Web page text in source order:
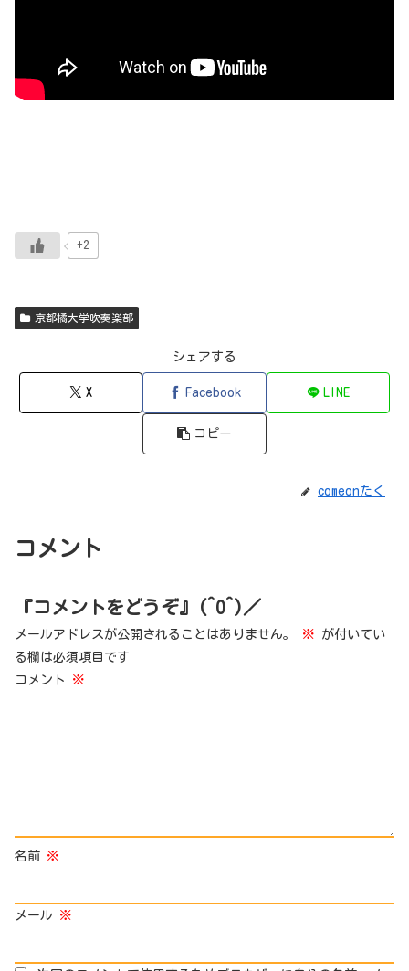
+2
京都橘大学吹奏楽部
シェアする
X Facebook LINE
コピー
comeonたく
コメント
『コメントをどうぞ』(^O^)／
メールアドレスが公開されることはありません。 ※ が付いてい
る欄は必須項目です
コメント ※
名前 ※
メール ※